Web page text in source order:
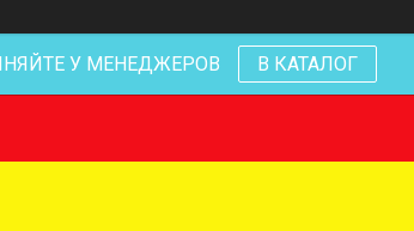
У МЕНЕДЖЕРОВ В КАТАЛОГ